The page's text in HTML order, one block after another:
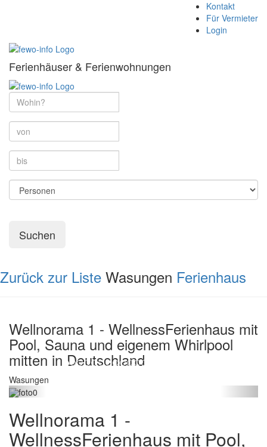
Kontakt
Für Vermieter
Login
Ferienhäuser & Ferienwohnungen
Suchen
Zurück zur Liste Wasungen Ferienhaus
Wellnorama 1 - WellnessFerienhaus mit
Pool, Sauna und eigenem Whirlpool
mitten in Deutschland
Wasungen
Wellnorama 1 -
WellnessFerienhaus mit Pool,